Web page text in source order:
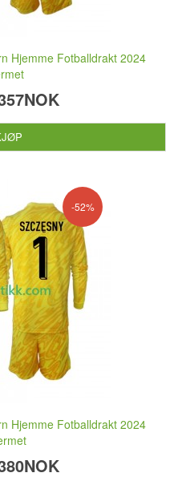
Hjemme Fotballdrakt 2024
-52%
Hjemme Fotballdrakt 2024